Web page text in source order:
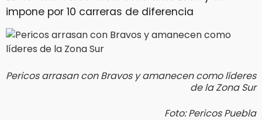
impone por 10 carreras de diferencia
Pericos arrasan con Bravos y amanecen como líderes
de la Zona Sur
Foto: Pericos Puebla